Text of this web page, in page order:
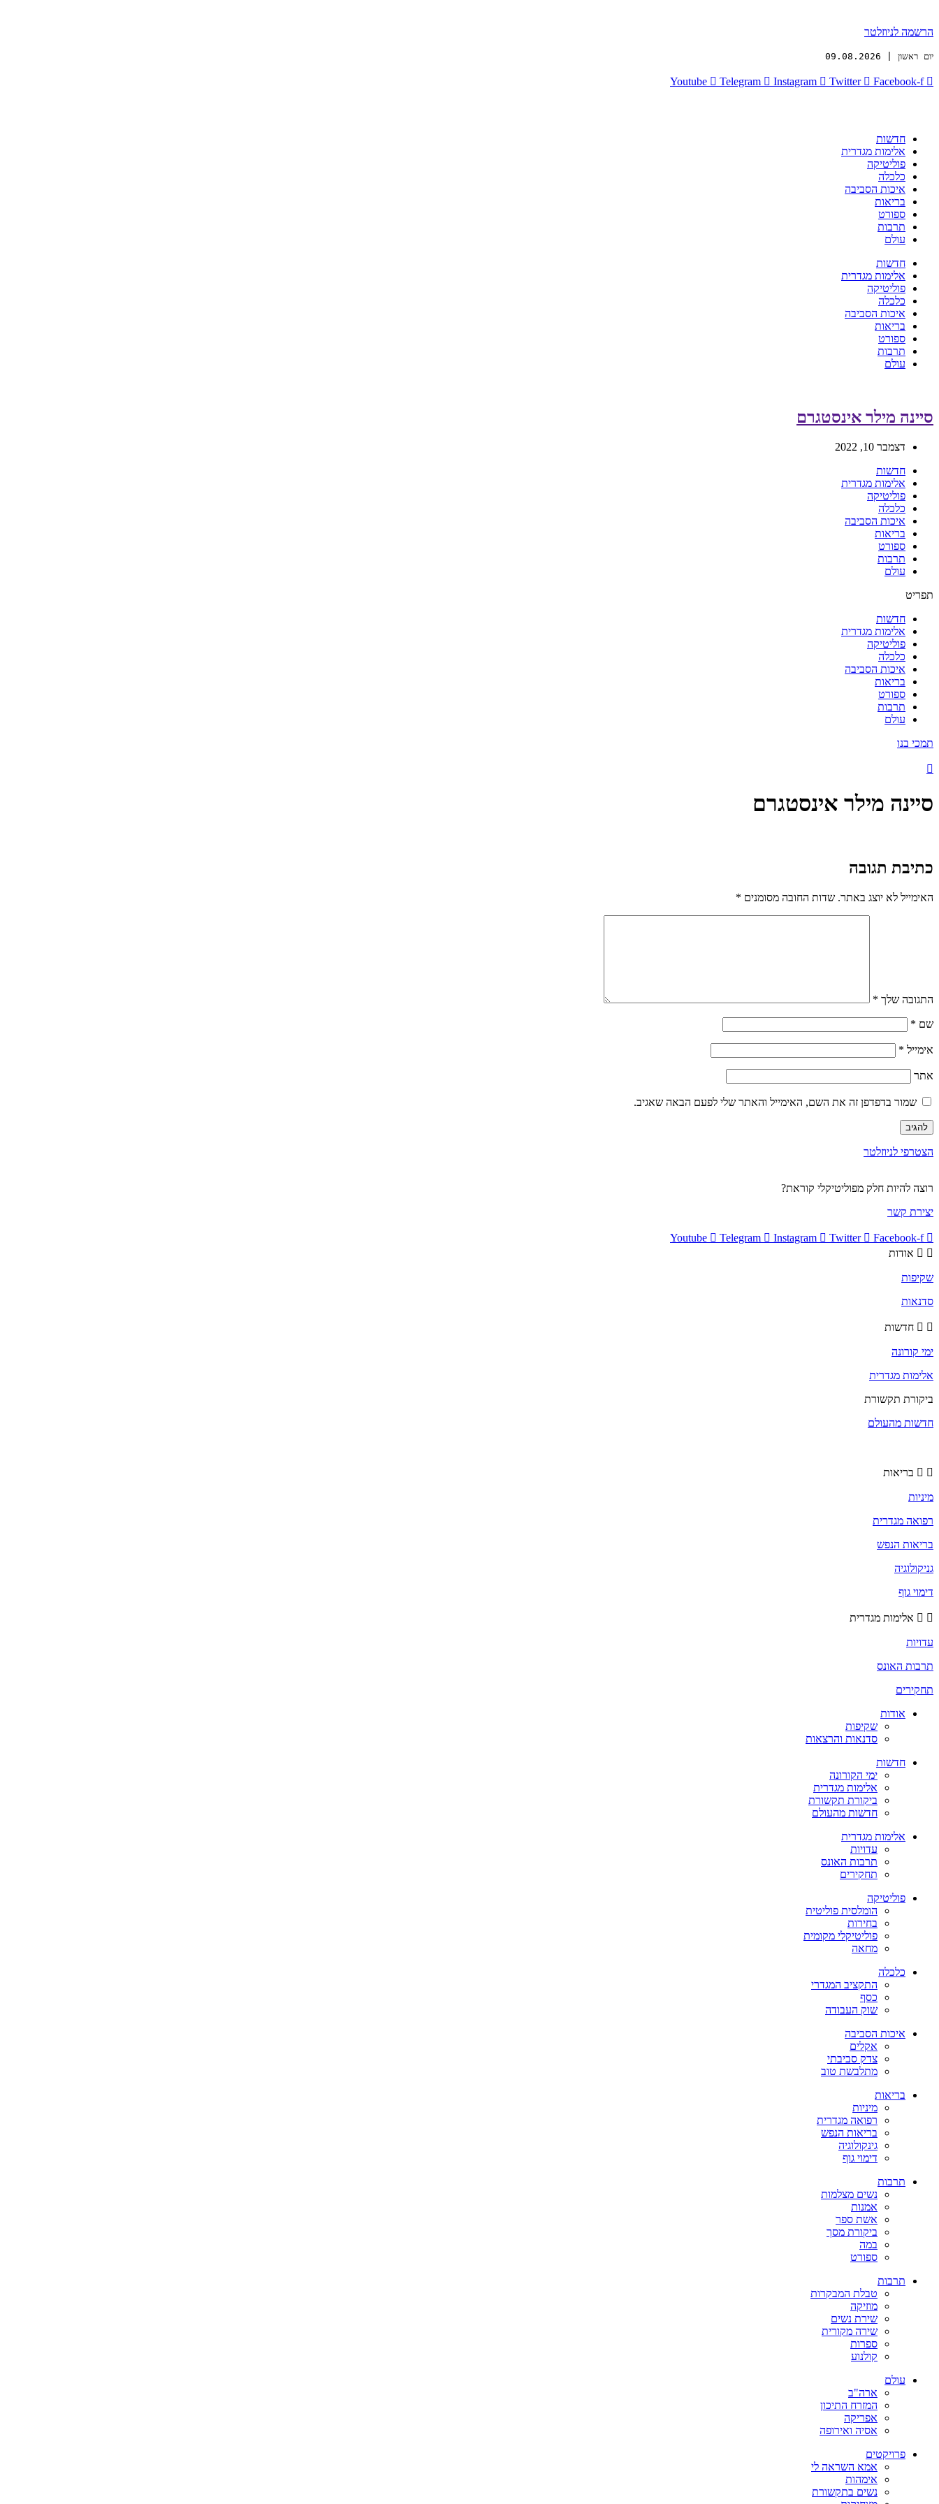
הרשמה לניוזלטר
יום ראשון | 09.08.2026
Youtube Telegram Instagram Twitter Facebook-f
חדשות
אלימות מגדרית
פוליטיקה
כלכלה
איכות הסביבה
בריאות
ספורט
תרבות
עולם
חדשות
אלימות מגדרית
פוליטיקה
כלכלה
איכות הסביבה
בריאות
ספורט
תרבות
עולם
סיינה מילר אינסטגרם
דצמבר 10, 2022
חדשות
אלימות מגדרית
פוליטיקה
כלכלה
איכות הסביבה
בריאות
ספורט
תרבות
עולם
תפריט
חדשות
אלימות מגדרית
פוליטיקה
כלכלה
איכות הסביבה
בריאות
ספורט
תרבות
עולם
תמכי בנו
סיינה מילר אינסטגרם
כתיבת תגובה
האימייל לא יוצג באתר. שדות החובה מסומנים *
התגובה שלך *
שם *
אימייל *
אתר
שמור בדפדפן זה את השם, האימייל והאתר שלי לפעם הבאה שאגיב.
הצטרפי לניוזלטר
רוצה להיות חלק מפוליטיקלי קוראת?
יצירת קשר
Youtube Telegram Instagram Twitter
Facebook-f
אודות
שקיפות
סדנאות
חדשות
ימי קורונה
אלימות מגדרית
ביקורת תקשורת
חדשות מהעולם
בריאות
מיניות
רפואה מגדרית
בריאות הנפש
גניקולוגיה
דימוי גוף
אלימות מגדרית
עדויות
תרבות האונס
תחקירים
אודות
שקיפות
סדנאות והרצאות
חדשות
ימי הקורונה
אלימות מגדרית
ביקורת תקשורת
חדשות מהעולם
אלימות מגדרית
עדויות
תרבות האונס
תחקירים
פוליטיקה
הומלסית פוליטית
בחירות
פוליטיקלי מקומית
מחאה
כלכלה
התקציב המגדרי
כסף
שוק העבודה
איכות הסביבה
אקלים
צדק סביבתי
מתלבשת טוב
בריאות
מיניות
רפואה מגדרית
בריאות הנפש
גינקולוגיה
דימוי גוף
תרבות
נשים מצלמות
אמנות
אשת ספר
ביקורת מסך
במה
ספורט
תרבות
טבלת המבקרות
מוזיקה
שירת נשים
שירה מקורית
ספרות
קולנוע
עולם
ארה"ב
המזרח התיכון
אפריקה
אסיה ואירופה
פרויקטים
אמא השראה לי
אימהות
נשים בתקשורת